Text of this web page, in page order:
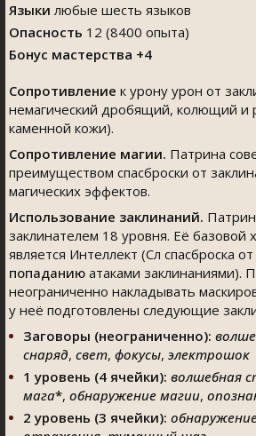
Языки любые шесть языков
Опасность 12 (8400 опыта)
Бонус мастерства +4
Сопротивление к урону урон от
немагический дробящий, колющий и
каменной кожи).
Сопротивление магии. Патрина
преимуществом спасброски от
магических эффектов.
Использование заклинаний.
заклинателем 18 уровня. Её базовой
является Интеллект (Сл спасброска
попаданию атаками заклинаниями).
неограниченно накладывать
у неё подготовлены следующие
Заговоры (неограниченно):
снаряд, свет, фокусы, электрошок
1 уровень (4 ячейки): волшебная
мага*, обнаружение магии,
2 уровень (3 ячейки):